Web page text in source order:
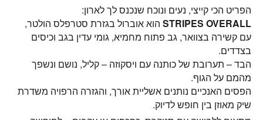
הפריט הכי קייצי, נעים ונוכח שנכנס לך לארון:
STRIPES OVERALLהוא אוברול בגזרת סטרפלס הולטר,
עם קשירה בצוואר, גב פתוח מחמיא, גומי עדין בגב וכיסים
בצדדים.
הבד – תערובת של כותנה עם ויסקוזה – קליל, נושם ונשפך
מהמם על הגוף.
הפסים האנכיים נותנים אשליית אורך, והגזרה הרפויה משדרת
שיק מאוזן בין חופש לדיוק.